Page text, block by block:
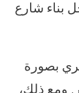
بناء شارع
بصورة
ومع ذلك،